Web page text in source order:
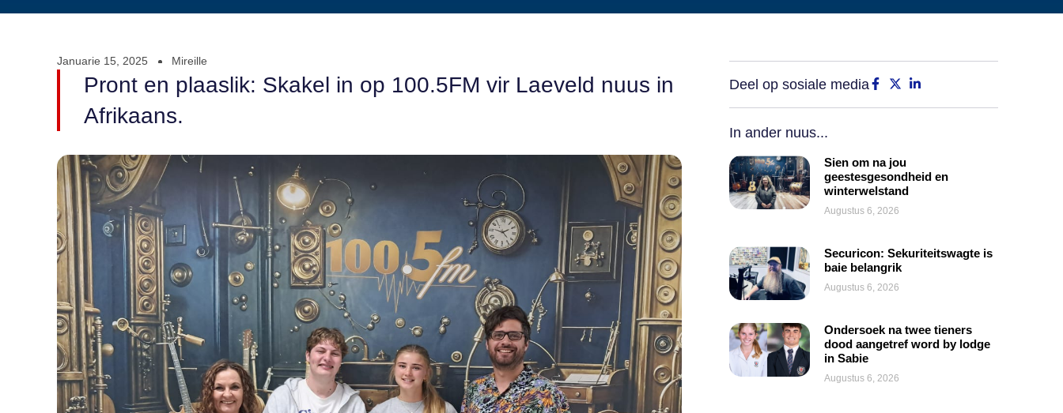
Januarie 15, 2025 Mireille
Pront en plaaslik: Skakel in op 100.5FM vir Laeveld nuus in
Afrikaans.
Deel op sosiale media
In ander nuus...
Sien om na jou
geestesgesondheid en
winterwelstand
Augustus 6, 2026
Securicon: Sekuriteitswagte is
baie belangrik
Augustus 6, 2026
Ondersoek na twee tieners
dood aangetref word by lodge
in Sabie
Augustus 6, 2026